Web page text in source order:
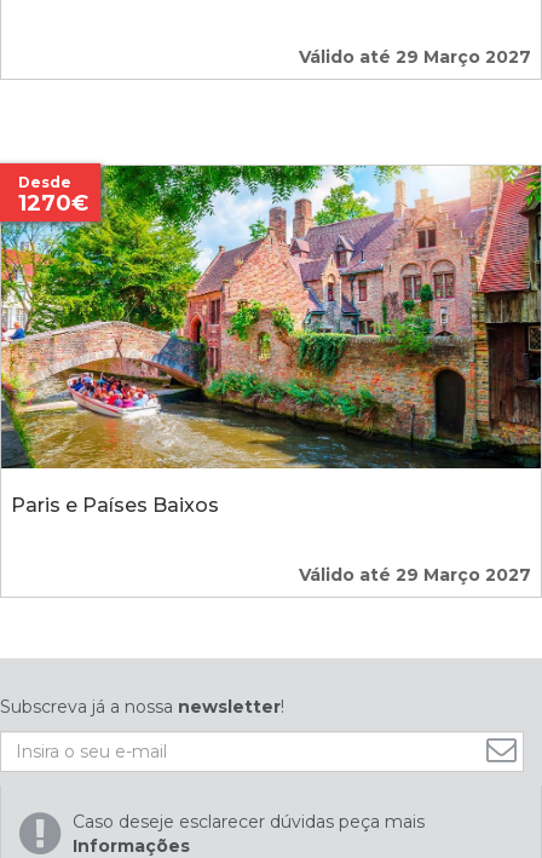
Válido até 29 Março 2027
Paris e Países Baixos
Desde
1270€
Válido até 29 Março 2027
Subscreva já a nossa newsletter!
Caso deseje esclarecer dúvidas peça mais
Informações